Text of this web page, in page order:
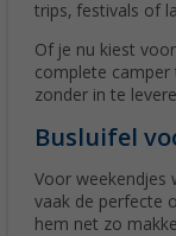
trips, festivals of
Of je nu kiest
complete
zonder in te
Busluifel
Voor weekendjes
vaak de perfecte
hem net zo